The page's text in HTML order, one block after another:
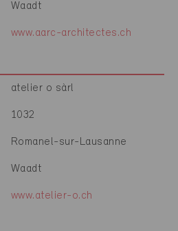
Waadt
www.aarc-architectes.ch
atelier o sàrl
1032
Romanel-sur-Lausanne
Waadt
www.atelier-o.ch